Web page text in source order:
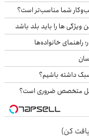
شما مناسب‌تر است؟
ها را باید بلد باشد
داشته باشیم؟
وکیل متخصص ضروری است؟